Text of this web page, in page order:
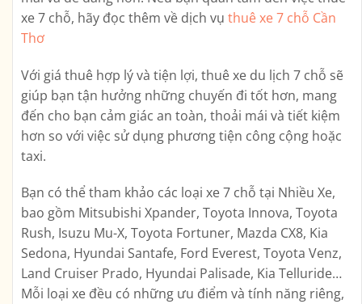
xe 7 chỗ, hãy đọc thêm về dịch vụ thuê xe 7 chỗ Cần
Thơ
Với giá thuê hợp lý và tiện lợi, thuê xe du lịch 7 chỗ sẽ
giúp bạn tận hưởng những chuyến đi tốt hơn, mang
đến cho bạn cảm giác an toàn, thoải mái và tiết kiệm
hơn so với việc sử dụng phương tiện công cộng hoặc
taxi.
Bạn có thể tham khảo các loại xe 7 chỗ tại Nhiều Xe,
bao gồm Mitsubishi Xpander, Toyota Innova, Toyota
Rush, Isuzu Mu-X, Toyota Fortuner, Mazda CX8, Kia
Sedona, Hyundai Santafe, Ford Everest, Toyota Venz,
Land Cruiser Prado, Hyundai Palisade, Kia Telluride…
Mỗi loại xe đều có những ưu điểm và tính năng riêng,